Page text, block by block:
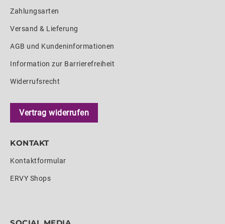
Zahlungsarten
Versand & Lieferung
AGB und Kundeninformationen
Information zur Barrierefreiheit
Widerrufsrecht
Vertrag widerrufen
KONTAKT
Kontaktformular
ERVY Shops